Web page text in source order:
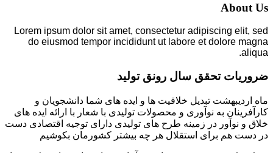
About Us
Lorem ipsum dolor sit amet, consectetur adipiscing elit, sed
do eiusmod tempor incididunt ut labore et dolore magna
aliqua.
ضروریات تحقق سال رونق تولید
ماه اردیبهشت تبدیل خلاقیت ها و ایده های شما دانشجویان و
کارآفرینان به نوآوری و محصولات تولیدی با شعار با ارائه ایده های
خلاق و نوآور در زمینه طرح های تولیدی دارای توجیه اقتصادی دست
در دست هم برای استقلال هر چه بیشتر کشورمان بکوشیم